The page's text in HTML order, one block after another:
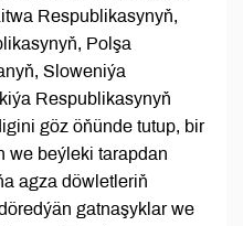
Respublikasynyň,
Polşa
Sloweniýa
Respublikasynyň
göz öňünde tutup, bir
we beýleki tarapdan
agza döwletleriň
gatnaşyklar we